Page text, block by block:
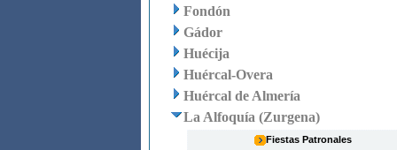
Fondón
Gádor
Huécija
Huércal-Overa
Huércal de Almería
La Alfoquía (Zurgena)
Fiestas Patronales